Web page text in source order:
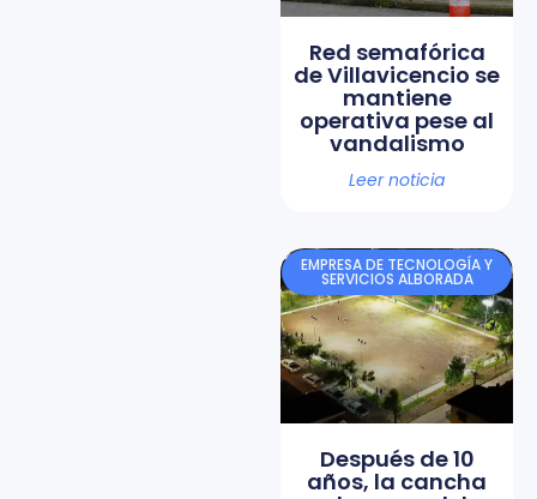
Red semafórica
de Villavicencio se
mantiene
operativa pese al
vandalismo
Leer noticia
EMPRESA DE TECNOLOGÍA Y
SERVICIOS ALBORADA
Después de 10
años, la cancha